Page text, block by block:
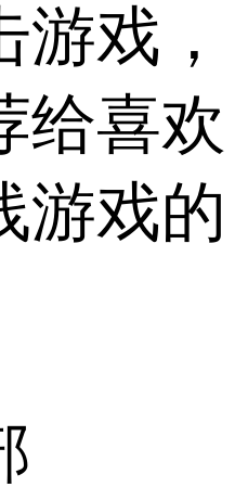
戏，
给喜欢
游戏的